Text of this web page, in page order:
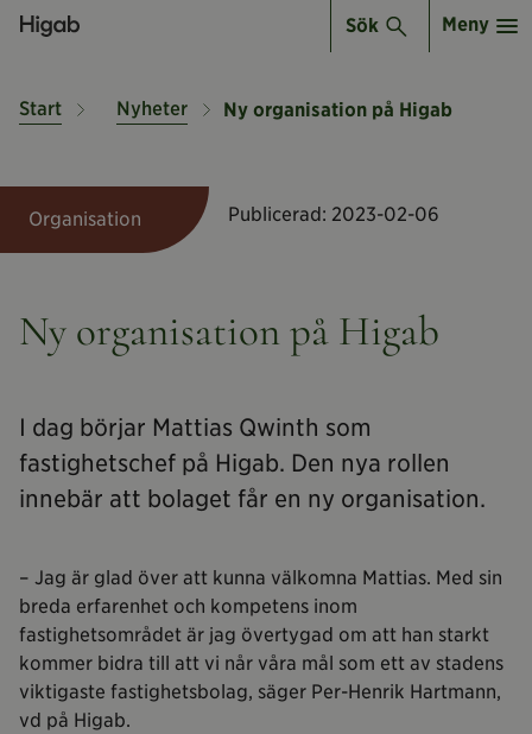
Sök Meny
Start Nyheter Ny organisation på Higab
Organisation Publicerad: 2023-02-06
Ny organisation på Higab
I dag börjar Mattias Qwinth som
fastighetschef på Higab. Den nya rollen
innebär att bolaget får en ny organisation.
– Jag är glad över att kunna välkomna Mattias. Med sin
breda erfarenhet och kompetens inom
fastighetsområdet är jag övertygad om att han starkt
kommer bidra till att vi når våra mål som ett av stadens
viktigaste fastighetsbolag, säger Per-Henrik Hartmann,
vd på Higab.